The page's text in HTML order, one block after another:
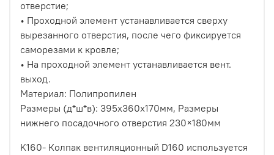
отверстие;
• Проходной элемент устанавливается сверху
вырезанного отверстия, после чего фиксируется
саморезами к кровле;
• На проходной элемент устанавливается вент.
выход.
Материал: Полипропилен
Размеры (д*ш*в): 395х360х170мм, Размеры
нижнего посадочного отверстия 230×180мм
K160- Колпак вентиляционный D160 используется